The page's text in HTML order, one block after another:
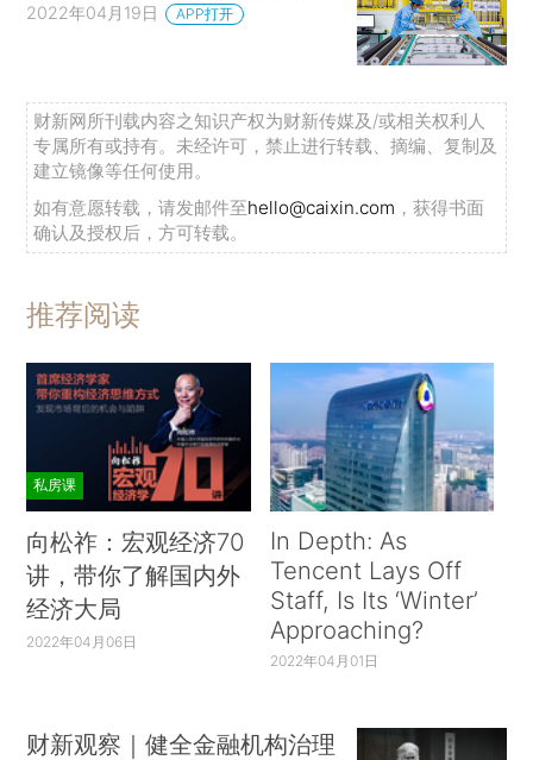
2022年04月19日 APP打开
财新网所刊载内容之知识产权为财新传媒及/或相关权利人
专属所有或持有。未经许可，禁止进行转载、摘编、复制及
建立镜像等任何使用。
如有意愿转载，请发邮件至hello@caixin.com ，获得书面
确认及授权后，方可转载。
推荐阅读
私房课
向松祚：宏观经济70
讲，带你了解国内外
经济大局
2022年04月06日
In Depth: As
Tencent Lays Off
Staff, Is Its ‘Winter’
Approaching?
2022年04月01日
财新观察｜健全金融机构治理